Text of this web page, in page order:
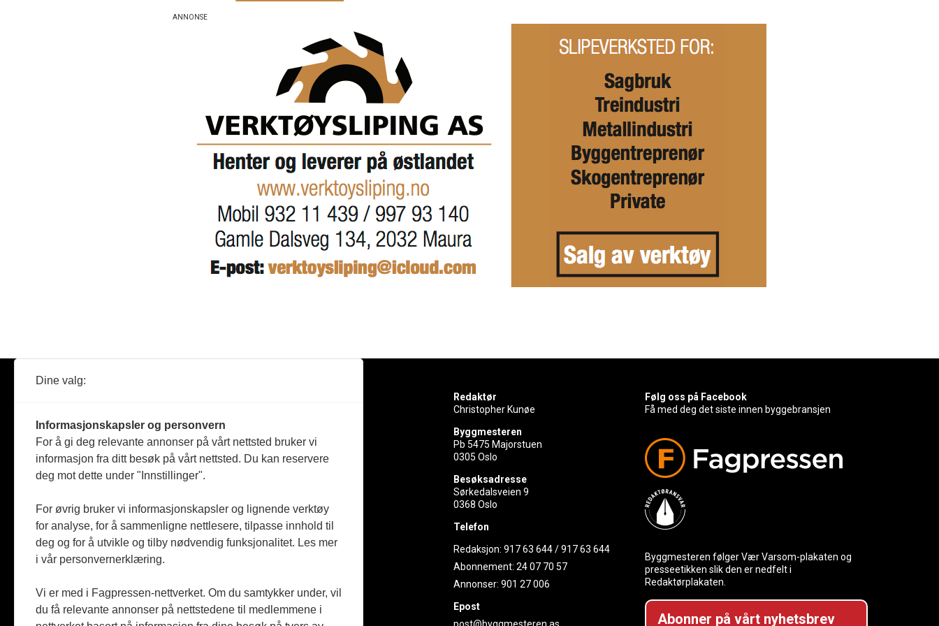
Reportasje
Produkter
Jobbmarked
Redaktør
Christopher Kunøe
Byggmesteren
Pb 5475 Majorstuen
0305 Oslo
Besøksadresse
Sørkedalsveien 9
0368 Oslo
Telefon
Redaksjon:917 63 644/917 63 644
Abonnement:24 07 70 57
Annonser:901 27 006
Epost
post@byggmesteren.as
Følg oss på Facebook
Få med deg det siste innen byggebransjen
Byggmesteren følger Vær Varsom-plakaten og
presseetikken slik den er nedfelt i
Redaktørplakaten.
Abonner på vårt nyhetsbrev
Dine valg:
Informasjonskapsler og personvern
For å gi deg relevante annonser på vårt nettsted bruker vi
informasjon fra ditt besøk på vårt nettsted. Du kan reservere
deg mot dette under "Innstillinger".
For øvrig bruker vi informasjonskapsler og lignende verktøy
for analyse, for å sammenligne nettlesere, tilpasse innhold til
deg og for å utvikle og tilby nødvendig funksjonalitet. Les mer
i vår personvernerklæring.
Vi er med i Fagpressen-nettverket. Om du samtykker under, vil
du få relevante annonser på nettstedene til medlemmene i